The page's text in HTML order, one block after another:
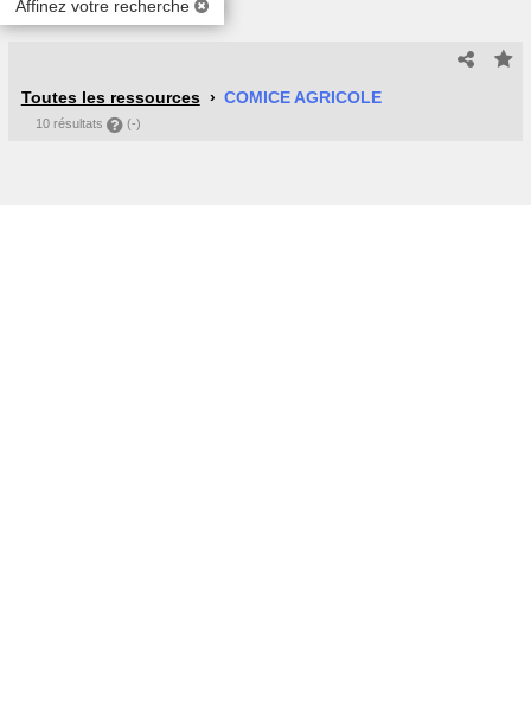
Affinez votre recherche
Toutes les ressources COMICE AGRICOLE
10 résultats (-)